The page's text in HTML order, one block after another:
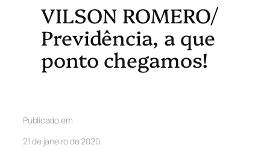
VILSON ROMERO/
Previdência, a que
ponto chegamos!
Publicado em
21 de janeiro de 2020